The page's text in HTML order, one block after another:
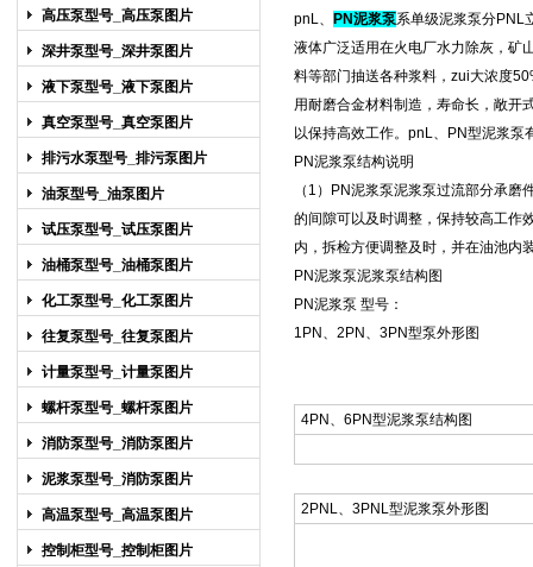
高压泵型号_高压泵图片
深井泵型号_深井泵图片
液下泵型号_液下泵图片
真空泵型号_真空泵图片
排污水泵型号_排污泵图片
油泵型号_油泵图片
试压泵型号_试压泵图片
油桶泵型号_油桶泵图片
化工泵型号_化工泵图片
往复泵型号_往复泵图片
计量泵型号_计量泵图片
螺杆泵型号_螺杆泵图片
消防泵型号_消防泵图片
泥浆泵型号_消防泵图片
高温泵型号_高温泵图片
控制柜型号_控制柜图片
pnL、
PN泥浆泵系单级泥浆泵分PNL
液体广泛适用在火电厂水力除灰，矿
料等部门抽送各种浆料，zui大浓度
用耐磨合金材料制造，寿命长，敞开
以保持高效工作。pnL、
PN型泥浆泵
PN泥浆泵结构说明
（1）
PN泥浆泵泥浆泵过流部分承磨
的间隙可以及时调整，保持较高工作
内，拆检方便调整及时，并在油池内
PN泥浆泵泥浆泵结构图
PN泥浆泵 型号：
1PN、2PN、3PN型泵外形图
4PN、6PN型泥浆泵结构图
2PNL、3PNL型泥浆泵外形图